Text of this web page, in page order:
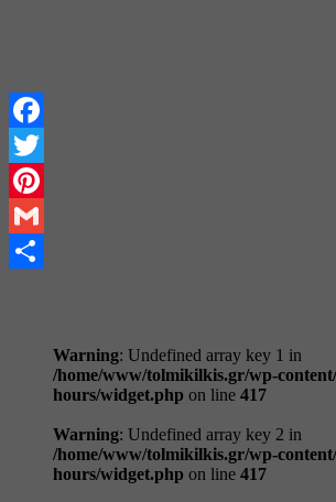
Facebook
Twitter
Pinterest
Gmail
Warning: Undefined array key 1 in
/home/www/tolmikilkis.gr/wp-
hours/widget.php on line 417
Warning: Undefined array key 2 in
/home/www/tolmikilkis.gr/wp-
hours/widget.php on line 417